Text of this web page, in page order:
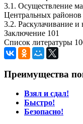
3.1. Осуществление
Центральных
3.2. Раскулачивание
Заключение 101
Список литературы
Преимущества
Взял и сдал!
Быстро!
Безопасно!